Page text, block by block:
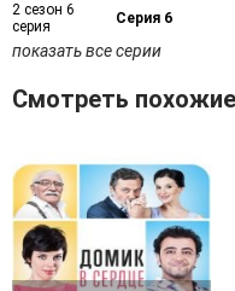
2 сезон 6
серия
Серия 6
показать все серии
Смотреть